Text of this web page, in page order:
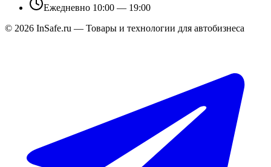
Ежедневно 10:00 — 19:00
© 2026 InSafe.ru — Товары и технологии для автобизнеса